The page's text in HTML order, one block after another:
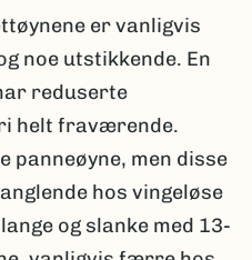
er vanligvis
noe utstikkende. En
reduserte
helt fraværende.
panneøyne, men disse
hos vingeløse
og slanke med 13-